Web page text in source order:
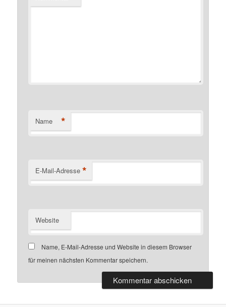
Name *
E-Mail-Adresse *
Website
Name, E-Mail-Adresse und Website in diesem Browser
für meinen nächsten Kommentar speichern.